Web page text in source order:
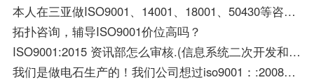
本人在三亚做ISO9001、14001、18001、50430等咨询认证，有要做这方面认证的企业吗？
拓扑咨询，辅导ISO9001价位高吗？
ISO9001:2015 资讯部怎么审核.(信息系统二次开发和维护,IT日常维护)
我们是做电石生产的！我们公司想过iso9001：:2008求关于质量管理体系的质量手册文件